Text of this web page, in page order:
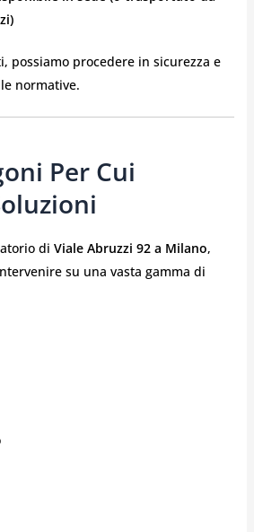
possiamo procedere in sicurezza e
normative.
Per Cui
di Viale Abruzzi 92 a Milano,
su una vasta gamma di